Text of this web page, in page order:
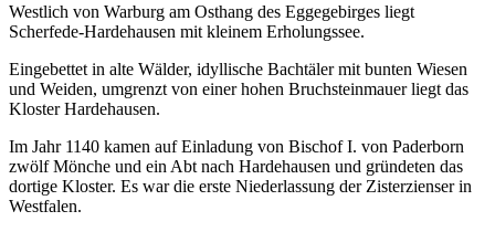
Westlich von Warburg am Osthang des Eggegebirges liegt
Scherfede-Hardehausen mit kleinem Erholungssee.
Eingebettet in alte Wälder, idyllische Bachtäler mit bunten Wiesen
und Weiden, umgrenzt von einer hohen Bruchsteinmauer liegt das
Kloster Hardehausen.
Im Jahr 1140 kamen auf Einladung von Bischof I. von Paderborn
zwölf Mönche und ein Abt nach Hardehausen und gründeten das
dortige Kloster. Es war die erste Niederlassung der Zisterzienser in
Westfalen.